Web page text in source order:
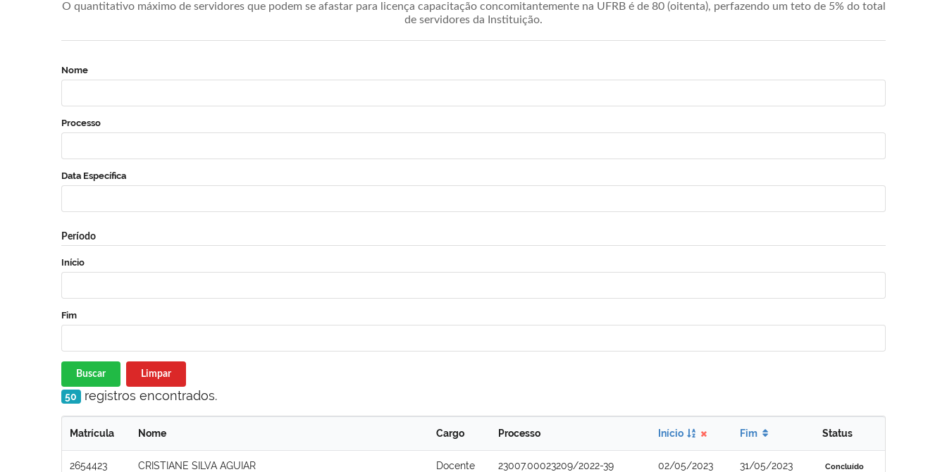
O quantitativo máximo de servidores que podem se afastar para licença capacitação concomitantemente na UFRB é de 80 (oitenta), perfazendo um teto de 5% do total
de servidores da Instituição.
Nome
Processo
Data Específica
Período
Início
Fim
Buscar Limpar
50 registros encontrados.
Matrícula Nome Cargo Processo Início Fim Status
2654423 CRISTIANE SILVA AGUIAR Docente 23007.00023209/2022-39 02/05/2023 31/05/2023 Concluído